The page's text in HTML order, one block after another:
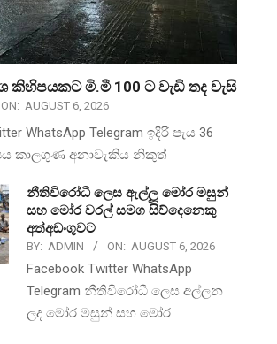
කිහිපයකට මි.මී 100 ට වැඩි තද වැසි
ON: AUGUST 6, 2026
WhatsApp Telegram ඉදිරි පැය 36
කාලගුණ අනාවැකිය නිකුත්
නීතිවිරෝධී ලෙස ඇල්ලූ මෝර මසුන්
සහ මෝර වරල් සමග සිව්දෙනෙකු
අත්අඩංගුවට
BY: ADMIN ON: AUGUST 6, 2026
Facebook Twitter WhatsApp
Telegram නීතිවිරෝධී ලෙස අල්ලන
ලද මෝර මසුන් සහ මෝර